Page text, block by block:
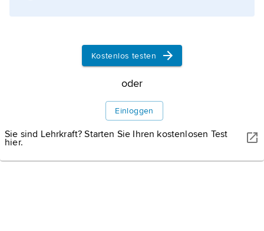
Kostenlos testen
oder
Einloggen
Sie sind Lehrkraft? Starten Sie Ihren kostenlosen Test
hier.